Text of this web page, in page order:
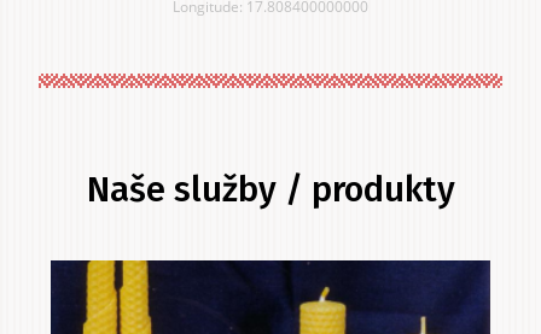
Longitude: 17.808400000000
Naše služby / produkty